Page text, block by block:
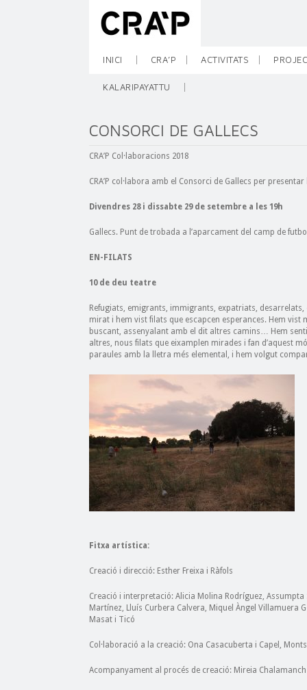
INICI CRA’P ACTIVITATS
KALARIPAYATTU
CONSORCI DE GALLECS
CRA’P Col·laboracions 2018
CRA’P col·labora amb el Consorci de Gallecs per
Divendres 28 i dissabte 29 de setembre a les 19h
Gallecs. Punt de trobada a l’aparcament del camp de
EN-FILATS
10 de deu teatre
Refugiats, emigrants, immigrants, expatriats,
mirat i hem vist filats que escapcen esperances. Hem
buscant, assenyalant amb el dit altres camins… Hem
altres, nous filats que eixamplen mirades i fan d’aquest
paraules amb la lletra més elemental, i hem volgut
Fitxa artística:
Creació i direcció: Esther Freixa i Ràfols
Creació i interpretació: Alicia Molina Rodríguez,
Martínez, Lluís Curbera Calvera, Miquel Àngel Villamuera
Masat i Ticó
Col·laboració a la creació: Ona Casacuberta i Capel,
Acompanyament al procés de creació: Mireia